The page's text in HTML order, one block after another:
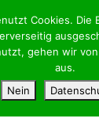
» Waren Sie
Cookies. Die
gehen wir
aus.
Nein